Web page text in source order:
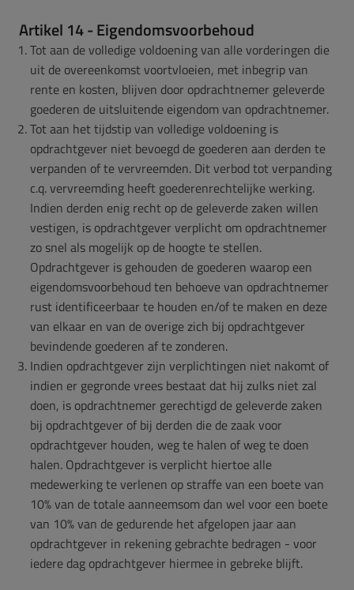
Artikel 14 - Eigendomsvoorbehoud
Tot aan de volledige voldoening van alle vorderingen die
uit de overeenkomst voortvloeien, met inbegrip van
rente en kosten, blijven door opdrachtnemer geleverde
goederen de uitsluitende eigendom van opdrachtnemer.
Tot aan het tijdstip van volledige voldoening is
opdrachtgever niet bevoegd de goederen aan derden te
verpanden of te vervreemden. Dit verbod tot verpanding
c.q. vervreemding heeft goederenrechtelijke werking.
Indien derden enig recht op de geleverde zaken willen
vestigen, is opdrachtgever verplicht om opdrachtnemer
zo snel als mogelijk op de hoogte te stellen.
Opdrachtgever is gehouden de goederen waarop een
eigendomsvoorbehoud ten behoeve van opdrachtnemer
rust identificeerbaar te houden en/of te maken en deze
van elkaar en van de overige zich bij opdrachtgever
bevindende goederen af te zonderen.
Indien opdrachtgever zijn verplichtingen niet nakomt of
indien er gegronde vrees bestaat dat hij zulks niet zal
doen, is opdrachtnemer gerechtigd de geleverde zaken
bij opdrachtgever of bij derden die de zaak voor
opdrachtgever houden, weg te halen of weg te doen
halen. Opdrachtgever is verplicht hiertoe alle
medewerking te verlenen op straffe van een boete van
10% van de totale aanneemsom dan wel voor een boete
van 10% van de gedurende het afgelopen jaar aan
opdrachtgever in rekening gebrachte bedragen - voor
iedere dag opdrachtgever hiermee in gebreke blijft.